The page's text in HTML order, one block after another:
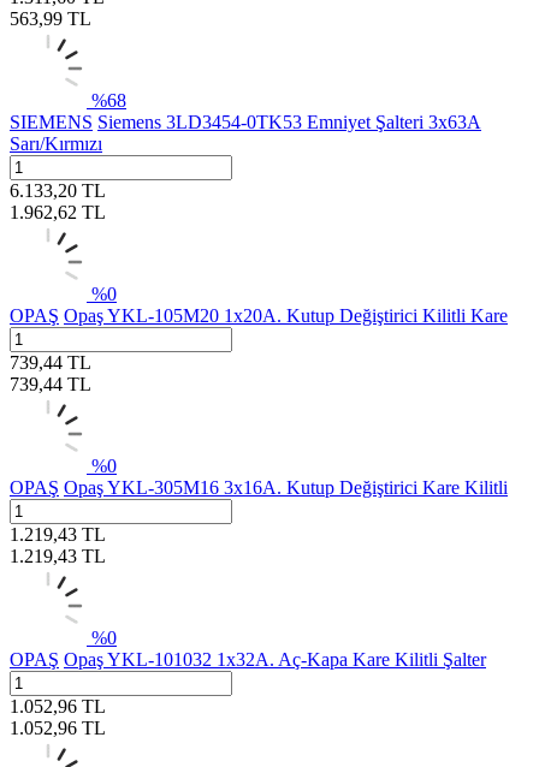
563,99 TL
%68
SIEMENS Siemens 3LD3454-0TK53 Emniyet Şalteri 3x63A
Sarı/Kırmızı
6.133,20 TL
1.962,62 TL
%0
OPAŞ Opaş YKL-105M20 1x20A. Kutup Değiştirici Kilitli Kare
739,44 TL
739,44 TL
%0
OPAŞ Opaş YKL-305M16 3x16A. Kutup Değiştirici Kare Kilitli
1.219,43 TL
1.219,43 TL
%0
OPAŞ Opaş YKL-101032 1x32A. Aç-Kapa Kare Kilitli Şalter
1.052,96 TL
1.052,96 TL